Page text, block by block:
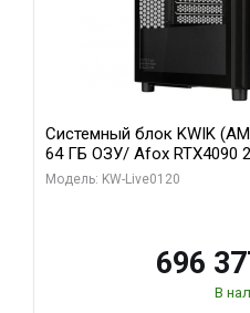
Системный блок KWIK
64 ГБ ОЗУ/ Afox RTX4090
HDMI ATX Turbo/ 1 ТБ SSD)
Модель: KW-Live0120
696
В